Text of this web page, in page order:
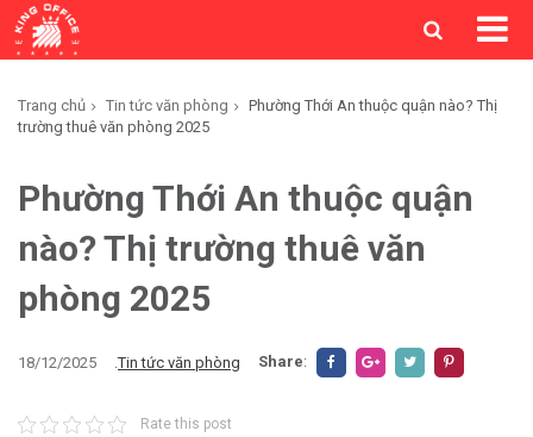
Trang chủ Tin tức văn phòng
Phường Thới An thuộc quận nào? Thị
trường thuê văn phòng 2025
Phường Thới An thuộc quận
nào? Thị trường thuê văn
phòng 2025
18/12/2025 .Tin tức văn phòng Share:
Rate this post